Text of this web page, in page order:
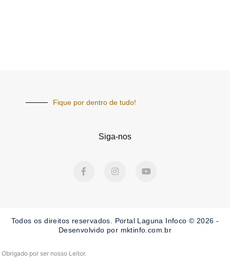
Fique por dentro de tudo!
Siga-nos
a
k
-
n
a
m
o
Todos os direitos reservados. Portal Laguna Infoco © 2026 -
Desenvolvido por mktinfo.com.br
Obrigado por ser nosso Leitor.